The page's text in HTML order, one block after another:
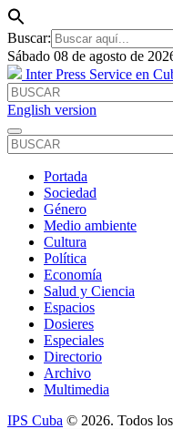
Buscar:
Sábado 08 de agosto de
Inter Press Service en
English version
Portada
Sociedad
Género
Medio ambiente
Cultura
Política
Economía
Salud y Ciencia
Espacios
Dosieres
Especiales
Directorio
Archivo
Multimedia
IPS Cuba © 2026. Todos